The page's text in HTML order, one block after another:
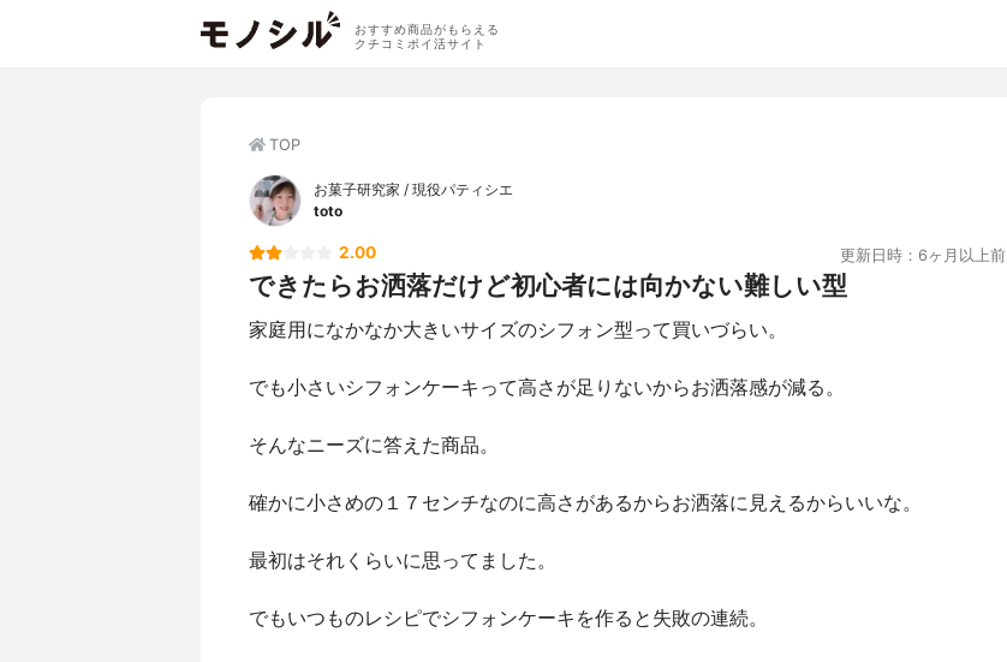
おすすめ商品がもらえる
クチコミポイ活サイト
TOP
お菓子研究家 / 現役パティシエ
toto
2.00 更新日時：6ヶ月以上前
できたらお洒落だけど初心者には向かない難しい型
家庭用になかなか大きいサイズのシフォン型って買いづらい。
でも小さいシフォンケーキって高さが足りないからお洒落感が減る。
そんなニーズに答えた商品。
確かに小さめの１７センチなのに高さがあるからお洒落に見えるからいいな。
最初はそれくらいに思ってました。
でもいつものレシピでシフォンケーキを作ると失敗の連続。